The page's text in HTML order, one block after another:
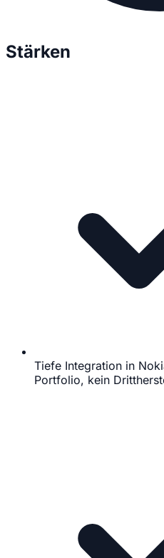
Stärken
Tiefe Integration in
Portfolio, kein